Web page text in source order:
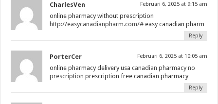
CharlesVen Februari 6, 2025 at 9:15 am
online pharmacy without prescription
http://easycanadianpharm.com/# easy canadian pharm
Reply
PorterCer Februari 6, 2025 at 10:05 am
online pharmacy delivery usacanadian pharmacy no
prescription prescription free canadian pharmacy
Reply